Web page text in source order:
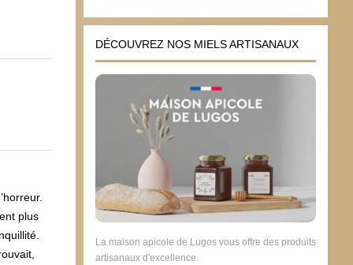
plus
DÉCOUVREZ NOS MIELS ARTISANAUX
La maison apicole de Lugos vous offre des produits
artisanaux d'excellence.